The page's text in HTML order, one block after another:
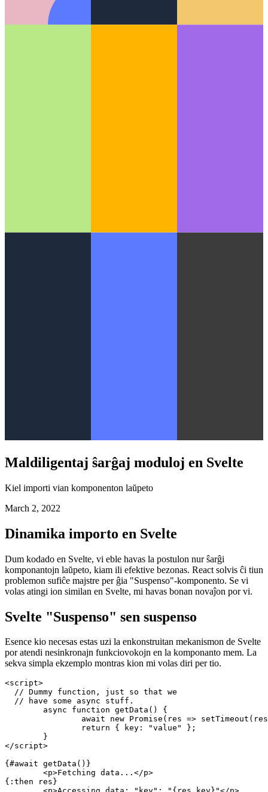
Maldiligentaj ŝarĝaj moduloj en Svelte
March 2, 2022
Dinamika importo en Svelte
Dum kodado en Svelte, vi eble havas la postulon nur ŝarĝi
problemon sufiĉe majstre per ĝia "Suspenso"-komponento. Se vi
volas atingi ion similan en Svelte, mi havas bonan novaĵon por vi.
Svelte "Suspenso" sen suspenso
por atendi nesinkronajn funkciovokojn en la komponanto mem. La
sekva simpla ekzemplo montras kion mi volas diri per tio.
  // Dummy function, just so that we
  // have some async stuff.
	async function getData() {
		await new Promise(res => setTimeout(res, 1000));
		return { key: "value" };
</script>